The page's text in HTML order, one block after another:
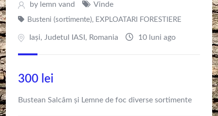
by lemn vand Vinde
Busteni (sortimente), EXPLOATARI FORESTIERE
Iaşi, Judetul IASI , Romania 10 luni ago
300 lei
Bustean Salcâm și Lemne de foc diverse sortimente